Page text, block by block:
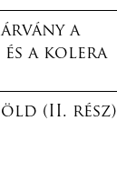
a
és a kolera
(II. rész)